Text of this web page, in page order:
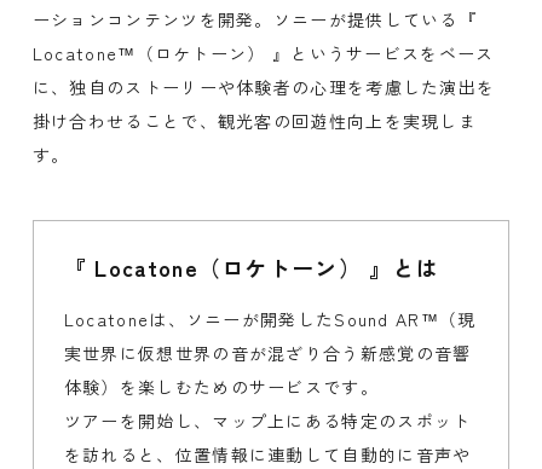
ーションコンテンツを開発。ソニーが提供している『
Locatone™（ロケトーン） 』というサービスをベース
に、独自のストーリーや体験者の心理を考慮した演出を
掛け合わせることで、観光客の回遊性向上を実現しま
す。
『 Locatone（ロケトーン） 』とは
Locatoneは、ソニーが開発したSound AR™（現
実世界に仮想世界の音が混ざり合う新感覚の音響
体験）を楽しむためのサービスです。
ツアーを開始し、マップ上にある特定のスポット
を訪れると、位置情報に連動して自動的に音声や